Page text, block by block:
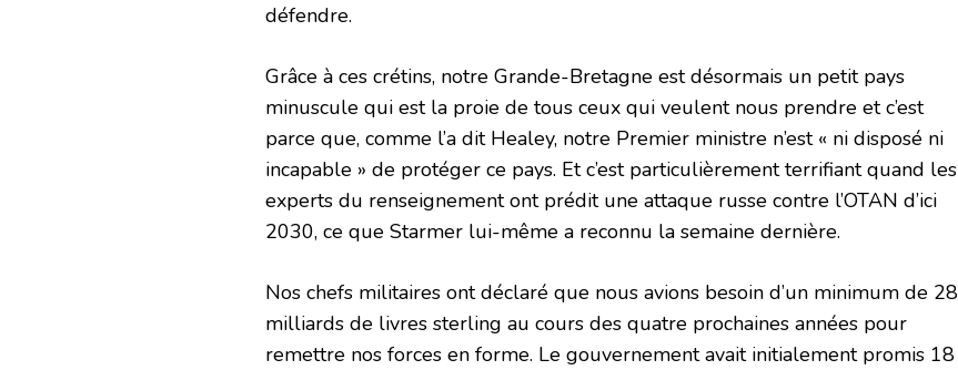
défendre.
Grâce à ces crétins, notre Grande-Bretagne est désormais un petit pays
minuscule qui est la proie de tous ceux qui veulent nous prendre et c’est
parce que, comme l’a dit Healey, notre Premier ministre n’est « ni disposé ni
incapable » de protéger ce pays. Et c’est particulièrement terrifiant quand les
experts du renseignement ont prédit une attaque russe contre l’OTAN d’ici
2030, ce que Starmer lui-même a reconnu la semaine dernière.
Nos chefs militaires ont déclaré que nous avions besoin d’un minimum de 28
milliards de livres sterling au cours des quatre prochaines années pour
remettre nos forces en forme. Le gouvernement avait initialement promis 18